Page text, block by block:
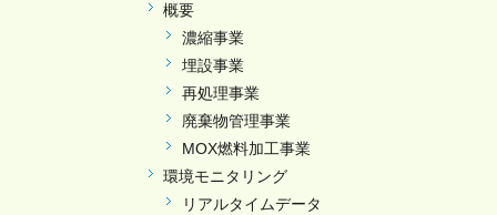
概要
濃縮事業
埋設事業
再処理事業
廃棄物管理事業
MOX燃料加工事業
環境モニタリング
リアルタイムデータ